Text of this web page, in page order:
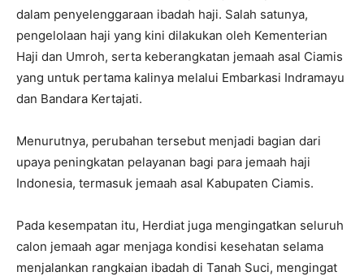
dalam penyelenggaraan ibadah haji. Salah satunya,
pengelolaan haji yang kini dilakukan oleh Kementerian
Haji dan Umroh, serta keberangkatan jemaah asal Ciamis
yang untuk pertama kalinya melalui Embarkasi Indramayu
dan Bandara Kertajati.
Menurutnya, perubahan tersebut menjadi bagian dari
upaya peningkatan pelayanan bagi para jemaah haji
Indonesia, termasuk jemaah asal Kabupaten Ciamis.
Pada kesempatan itu, Herdiat juga mengingatkan seluruh
calon jemaah agar menjaga kondisi kesehatan selama
menjalankan rangkaian ibadah di Tanah Suci, mengingat